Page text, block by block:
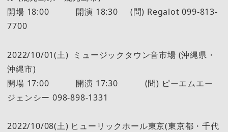
開場 18:00 開演 18:30 (問) Regalot 099-813-
7700
2022/10/01(土) ミュージックタウン音市場 (沖縄県・
沖縄市)
開場 17:00 開演 17:30 (問) ピーエムエー
ジェンシー 098-898-1331
2022/10/08(土) ヒューリックホール東京(東京都・千代